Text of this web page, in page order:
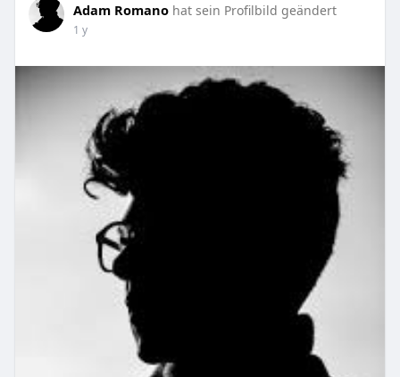
Adam Romano hat sein Profilbild geändert
1 y